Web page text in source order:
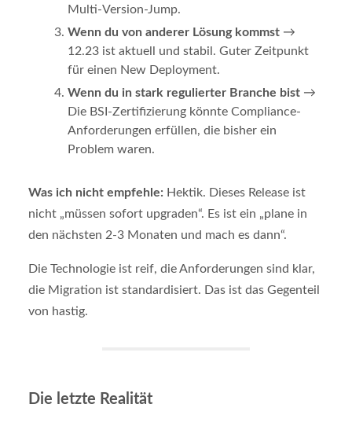
Multi-Version-Jump.
Wenn du von anderer Lösung kommst→
12.23 ist aktuell und stabil. Guter Zeitpunkt
für einen New Deployment.
Wenn du in stark regulierter Branche bist→
Die BSI-Zertifizierung könnte Compliance-
Anforderungen erfüllen, die bisher ein
Problem waren.
Was ich nicht empfehle: Hektik. Dieses Release ist
nicht „müssen sofort upgraden“. Es ist ein „plane in
den nächsten 2-3 Monaten und mach es dann“.
Die Technologie ist reif, die Anforderungen sind klar,
die Migration ist standardisiert. Das ist das Gegenteil
von hastig.
Die letzte Realität